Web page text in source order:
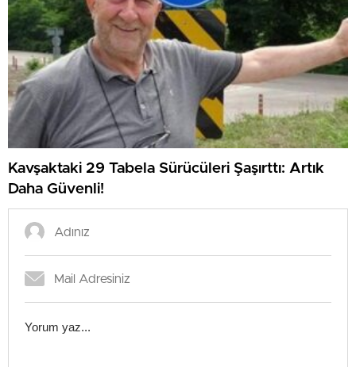
Kavşaktaki 29 Tabela Sürücüleri Şaşırttı: Artık
Daha Güvenli!